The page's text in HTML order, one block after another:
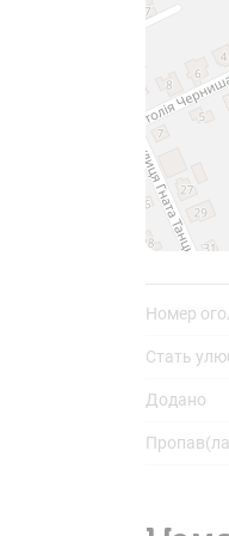
Номер
Стать
Додано